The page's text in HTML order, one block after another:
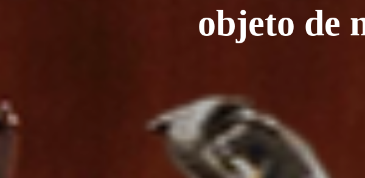
objeto de